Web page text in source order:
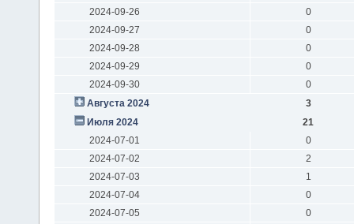
2024-09-26
0
2024-09-27
0
2024-09-28
0
2024-09-29
0
2024-09-30
0
Августа 2024
3
Июля 2024
21
2024-07-01
0
2024-07-02
2
2024-07-03
1
2024-07-04
0
2024-07-05
0